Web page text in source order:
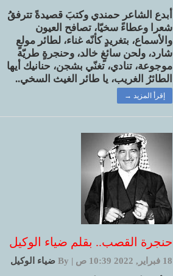
أبدع الشاعر حمندي وكتبَ قصيدةً تترفقُ
شعرا وعطاءً سخيّا، تصافح العيون
والأسماع، بتغريدٍ كأنّه غناء، لطائر مولعٍ
شارد، ولحن سائغٍ خالد، وحنجرةٍ طريّة
موجوعة، تنادي، تغنّي بشجن، حنانيك أيها
الطائرُ الغريب، يا طائر الغيث السخي..
إقرأ المزيد →
حنجرة القصب.. بقلم ضياء الوكيل
18 فبراير, 2022 10:39 ص |
By ضياء الوكيل